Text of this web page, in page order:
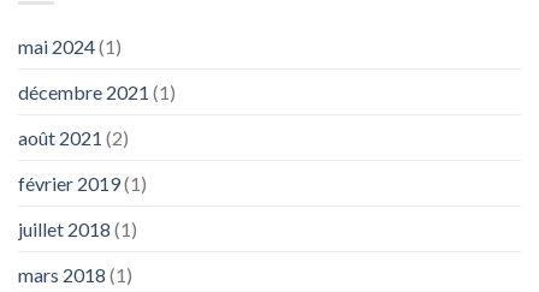
mai 2024(1)
décembre 2021 (1)
août 2021 (2)
février 2019(1)
juillet 2018 (1)
mars 2018 (1)